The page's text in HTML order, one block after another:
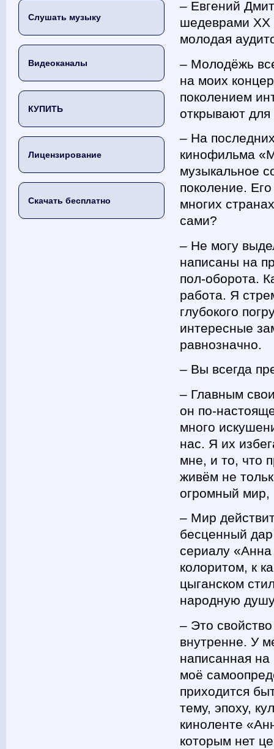
Слушать музыку
Видеоканалы
КУПИТЬ
Лицензирование
Скачать бесплатно
– Евгений
шедеврами ХХ
молодая
– Молодёжь
на моих
поколением
открывают для
– На
кинофильма
музыкальное
поколение.
многих
сами?
– Не могу
написаны на
пол-оборота.
работа. Я
глубокого
интересные
равнозначно.
– Вы всегда
– Главным
он по-
много
нас. Я их
мне, и то, что
живём не
огромный мир,
– Мир
бесценный
сериалу
колоритом, к
цыганском
народную
– Это
внутренне. У
написанная
моё
приходится
тему, эпоху,
киноленте
которым нет